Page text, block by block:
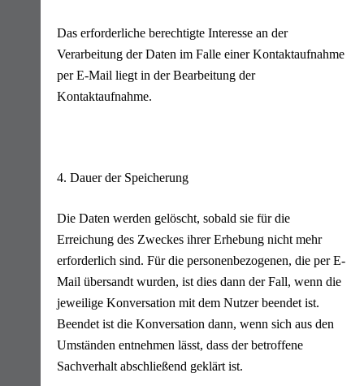
Das erforderliche berechtigte Interesse an der
Verarbeitung der Daten im Falle einer Kontaktaufnahme
per E-Mail liegt in der Bearbeitung der
Kontaktaufnahme.
4. Dauer der Speicherung
Die Daten werden gelöscht, sobald sie für die
Erreichung des Zweckes ihrer Erhebung nicht mehr
erforderlich sind. Für die personenbezogenen, die per E-
Mail übersandt wurden, ist dies dann der Fall, wenn die
jeweilige Konversation mit dem Nutzer beendet ist.
Beendet ist die Konversation dann, wenn sich aus den
Umständen entnehmen lässt, dass der betroffene
Sachverhalt abschließend geklärt ist.